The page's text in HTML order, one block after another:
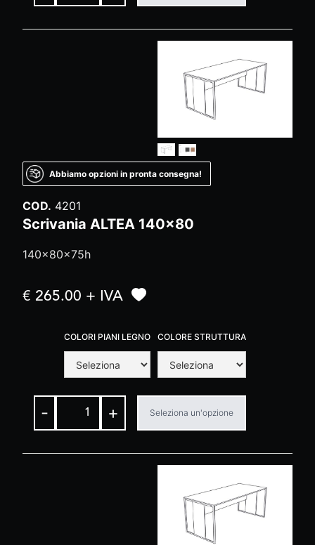
Abbiamo opzioni in pronta consegna!
COD. 4201
Scrivania ALTEA 140x80
140x80x75h
€ 265.00 + IVA
COLORI PIANI LEGNO COLORE STRUTTURA
- + Seleziona un'opzione